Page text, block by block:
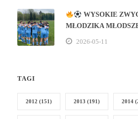
WYSOKIE
MŁODZIKA
2026-05-11
TAGI
2012 (151) 2013 (191) 2014